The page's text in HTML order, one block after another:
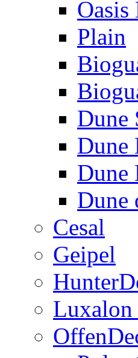
Oasis
Plain
Dune
Dune
Dune
Dune
Cesal
Geipel